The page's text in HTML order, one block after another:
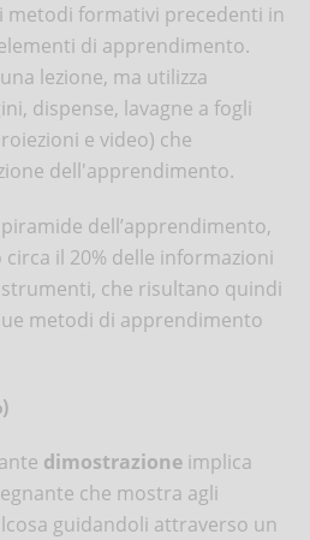
metodi formativi precedenti in
di apprendimento.
lezione, ma utilizza
dispense, lavagne a fogli
e video) che
dell'apprendimento.
dell’apprendimento,
il 20% delle informazioni
che risultano quindi
metodi di apprendimento
dimostrazione implica
che mostra agli
guidandoli attraverso un